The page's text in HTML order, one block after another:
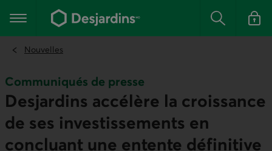
contenu
Menu principal Rechercher
Se
Nouvelles
Communiqués de presse
Desjardins accélère la croissance
de ses investissements en
concluant une entente définitive